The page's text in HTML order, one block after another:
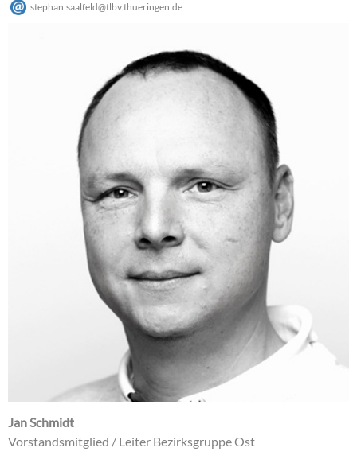
stephan.saalfeld@tlbv.thueringen.de
Jan Schmidt
Vorstandsmitglied / Leiter Bezirksgruppe Ost